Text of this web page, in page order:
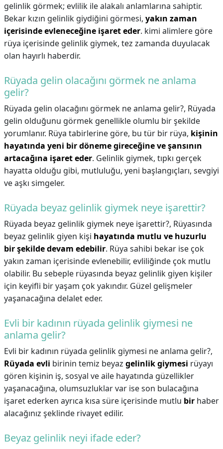
gelinlik görmek; evlilik ile alakalı anlamlarına sahiptir.
Bekar kızın gelinlik giydiğini görmesi, yakın zaman
içerisinde evleneceğine işaret eder. kimi alimlere göre
rüya içerisinde gelinlik giymek, tez zamanda duyulacak
olan hayırlı haberdir.
Rüyada gelin olacağını görmek ne anlama
gelir?
Rüyada gelin olacağını görmek ne anlama gelir?, Rüyada
gelin olduğunu görmek genellikle olumlu bir şekilde
yorumlanır. Rüya tabirlerine göre, bu tür bir rüya, kişinin
hayatında yeni bir döneme gireceğine ve şansının
artacağına işaret eder. Gelinlik giymek, tıpkı gerçek
hayatta olduğu gibi, mutluluğu, yeni başlangıçları, sevgiyi
ve aşkı simgeler.
Rüyada beyaz gelinlik giymek neye işarettir?
Rüyada beyaz gelinlik giymek neye işarettir?, Rüyasında
beyaz gelinlik giyen kişi hayatında mutlu ve huzurlu
bir şekilde devam edebilir. Rüya sahibi bekar ise çok
yakın zaman içerisinde evlenebilir, evliliğinde çok mutlu
olabilir. Bu sebeple rüyasında beyaz gelinlik giyen kişiler
için keyifli bir yaşam çok yakındır. Güzel gelişmeler
yaşanacağına delalet eder.
Evli bir kadının rüyada gelinlik giymesi ne
anlama gelir?
Evli bir kadının rüyada gelinlik giymesi ne anlama gelir?,
Rüyada evli birinin temiz beyaz gelinlik giymesi rüyayı
gören kişinin iş, sosyal ve aile hayatında güzellikler
yaşanacağına, olumsuzluklar var ise son bulacağına
işaret ederken ayrıca kısa süre içerisinde mutlu bir haber
alacağınız şeklinde rivayet edilir.
Beyaz gelinlik neyi ifade eder?